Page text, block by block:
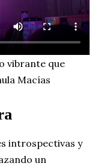
vibrante que
Macías
introspectivas y
un